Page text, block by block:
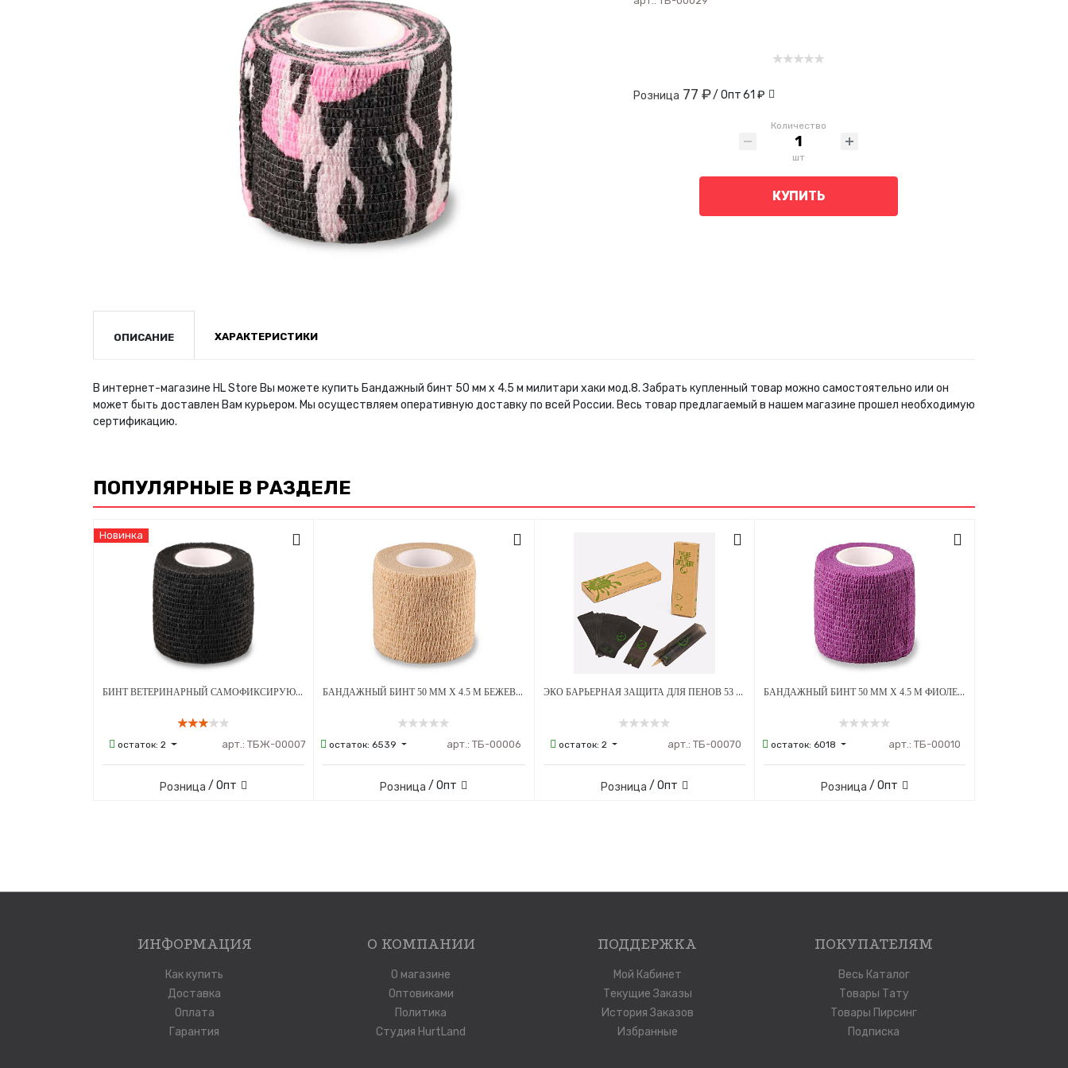
Розница 77 ₽/ Опт61 ₽
Количество
шт
КУПИТЬ
ОПИСАНИЕ ХАРАКТЕРИСТИКИ
В интернет-магазине HL Store Вы можете купить Бандажный бинт 50 мм х 4.5 м милитари хаки мод.8. Забрать купленный товар можно самостоятельно или он
может быть доставлен Вам курьером. Мы осуществляем оперативную доставку по всей России. Весь товар предлагаемый в нашем магазине прошел необходимую
сертификацию.
ПОПУЛЯРНЫЕ В РАЗДЕЛЕ
Новинка
БИНТ ВЕТЕРИНАРНЫЙ САМОФИКСИРУЮЩИЙСЯ ДЛЯ ЖИВОТНЫХ 50 ММ Х 4.5 М ЧЕРНЫЙ
остаток:2 арт.: ТБЖ-00007
Розница / Опт
БАНДАЖНЫЙ БИНТ 50 ММ Х 4.5 М БЕЖЕВЫЙ 1 ШТУКА
остаток: 6539 арт.: ТБ-00006
Розница / Опт
ЭКО БАРЬЕРНАЯ ЗАЩИТА ДЛЯ ПЕНОВ 53 Х 160 ММ - ЧЕРНАЯ
остаток: 2 арт.: ТБ-00070
Розница / Опт
БАНДАЖНЫЙ БИНТ 50 ММ Х 4.5 М ФИОЛЕТОВЫЙ 1 ШТУКА
остаток: 6018 арт.: ТБ-00010
Розница / Опт
ИНФОРМАЦИЯ
Как купить
Доставка
Оплата
Гарантия
О КОМПАНИИ
О магазине
Оптовиками
Политика
Студия HurtLand
ПОДДЕРЖКА
Мой Кабинет
Текущие Заказы
История Заказов
Избранные
ПОКУПАТЕЛЯМ
Весь Каталог
Товары Тату
Товары Пирсинг
Подписка